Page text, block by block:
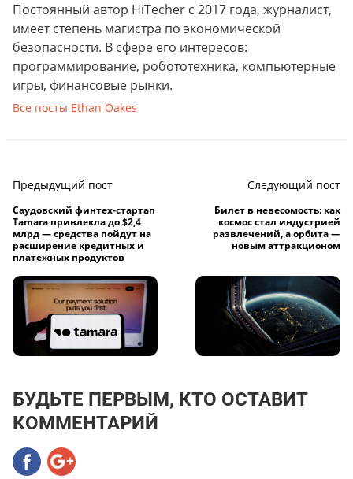
Постоянный автор HiTecher с 2017 года, журналист,
имеет степень магистра по экономической
безопасности. В сфере его интересов:
программирование, робототехника, компьютерные
игры, финансовые рынки.
Все посты Ethan Oakes
Предыдущий пост
Саудовский финтех-стартап
Tamara привлекла до $2,4
млрд — средства пойдут на
расширение кредитных и
платежных продуктов
Следующий пост
Билет в невесомость: как
космос стал индустрией
развлечений, а орбита —
новым аттракционом
БУДЬТЕ ПЕРВЫМ, КТО ОСТАВИТ
КОММЕНТАРИЙ